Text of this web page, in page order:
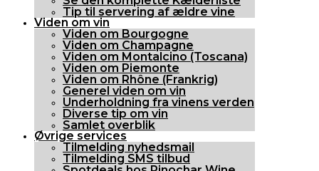
Tip til servering af ældre vine
Viden om vin
Viden om Bourgogne
Viden om Champagne
Viden om Montalcino (Toscana)
Viden om Piemonte
Viden om Rhône (Frankrig)
Generel viden om vin
Underholdning fra vinens verden
Diverse tip om vin
Samlet overblik
Øvrige services
Tilmelding nyhedsmail
Tilmelding SMS tilbud